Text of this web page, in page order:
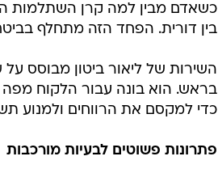
בין דורית. הפחד הזה מתחלף
השירות של ליאור ביטון מבוסס
בראש. הוא בונה עבור הלקוח מפה
כדי למקסם את הרווחים ולמנוע
פתרונות פשוטים לבעיות מורכבות